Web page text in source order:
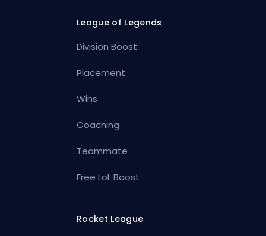
League of Legends
Division Boost
Placement
Wins
Coaching
Teammate
Free LoL Boost
Rocket League